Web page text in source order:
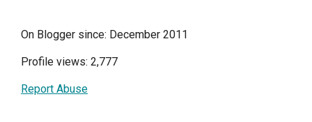
On Blogger since: December 2011
Profile views: 2,777
Report Abuse